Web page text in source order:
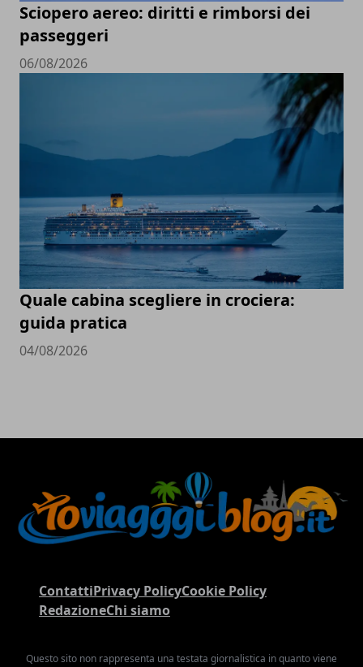
Sciopero aereo: diritti e rimborsi dei
passeggeri
06/08/2026
Quale cabina scegliere in crociera:
guida pratica
04/08/2026
ContattiPrivacy PolicyCookie Policy
RedazioneChi siamo
Questo sito non rappresenta una testata giornalistica in quanto viene